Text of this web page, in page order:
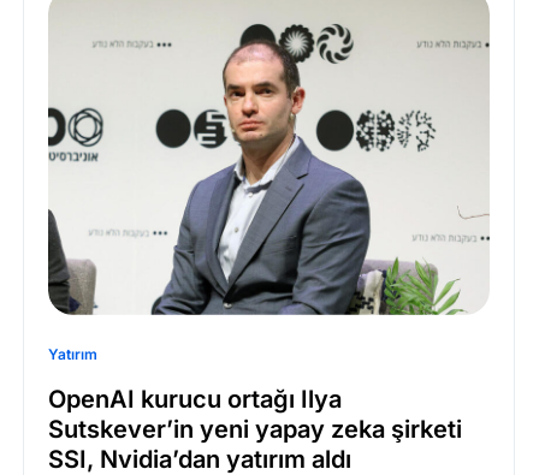
Yatırım
OpenAI kurucu ortağı Ilya
Sutskever’in yeni yapay zeka şirketi
SSI, Nvidia’dan yatırım aldı